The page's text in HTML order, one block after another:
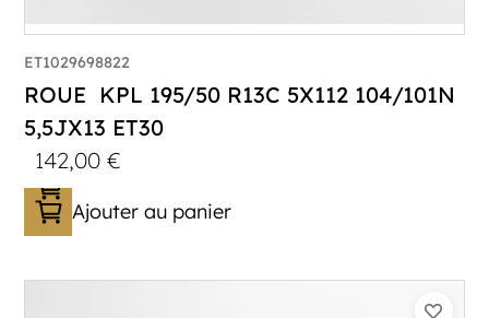
ET1029698822
ROUE KPL 195/50 R13C 5X112 104/101N
5,5JX13 ET30
142,00€
Ajouter au panier